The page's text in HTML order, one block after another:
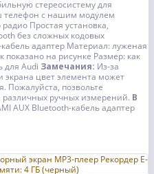
стереосистему для
телефон с нашим модулем
радио Простая установка,
без сложных кодовых
адаптер Материал: луженая
показано на рисунке Размер: как
для Audi Замечания: Из-за
экрана цвет элемента может
Пожалуйста, позвольте
ручных измерений. В
AUX Bluetooth-кабель адаптер